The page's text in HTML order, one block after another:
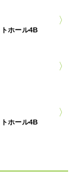
ホール4B
ホール4B